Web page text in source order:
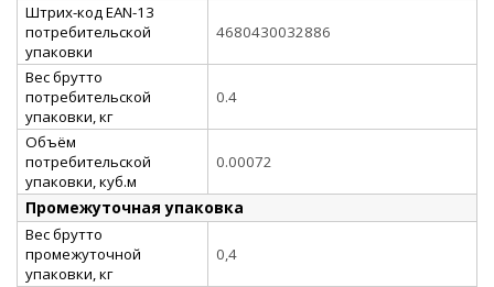
Штрих-код EAN-13
потребительской
упаковки
4680430032886
Вес брутто
потребительской
упаковки, кг
0.4
Объём
потребительской
упаковки, куб.м
0.00072
Промежуточная упаковка
Вес брутто
промежуточной
упаковки, кг
0,4